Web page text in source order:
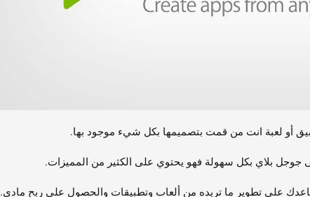
أو لعبة انت من قمت بتصميمها بكل شيء موجود بها.
جوجل بلاي بكل سهولة فهو يحتوي على الكثير من المميزات.
على تطوير ما تريده من ألعاب وتطبيقات والحصول على ربح مادي.